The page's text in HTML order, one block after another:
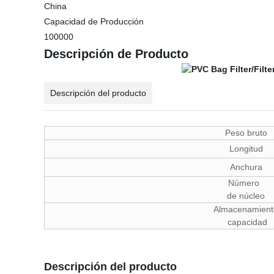
China
Capacidad de Producción
100000
Descripción de Producto
Descripción del producto
Peso bruto
Longitud
Anchura
Número
de núcleo
capacidad
Descripción del producto